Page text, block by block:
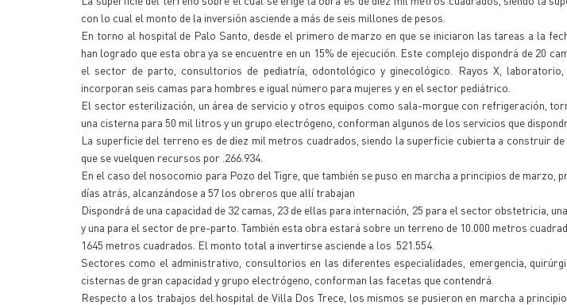
con lo cual el monto de la inversión asciende a más de seis millones de pesos.
En torno al hospital de Palo Santo, desde el primero de marzo en que se iniciaron las tareas a la
han logrado que esta obra ya se encuentre en un 15% de ejecución. Este complejo dispondrá de 20
el sector de parto, consultorios de pediatría, odontológico y ginecológico. Rayos X,
incorporan seis camas para hombres e igual número para mujeres y en el sector pediátrico.
El sector esterilización, un área de servicio y otros equipos como sala-morgue con refrigeración,
una cisterna para 50 mil litros y un grupo electrógeno, conforman algunos de los servicios que
La superficie del terreno es de diez mil metros cuadrados, siendo la superficie cubierta a construir
que se vuelquen recursos por .266.934.
En el caso del nosocomio para Pozo del Tigre, que también se puso en marcha a principios de marzo,
días atrás, alcanzándose a 57 los obreros que allí trabajan
Dispondrá de una capacidad de 32 camas, 23 de ellas para internación, 25 para el sector obstetricia,
y una para el sector de pre-parto. También esta obra estará sobre un terreno de 10.000 metros
1645 metros cuadrados. El monto total a invertirse asciende a los .521.554.
Sectores como el administrativo, consultorios en las diferentes especialidades, emergencia,
cisternas de gran capacidad y grupo electrógeno, conforman las facetas que contendrá.
Respecto a los trabajos del hospital de Villa Dos Trece, los mismos se pusieron en marcha a